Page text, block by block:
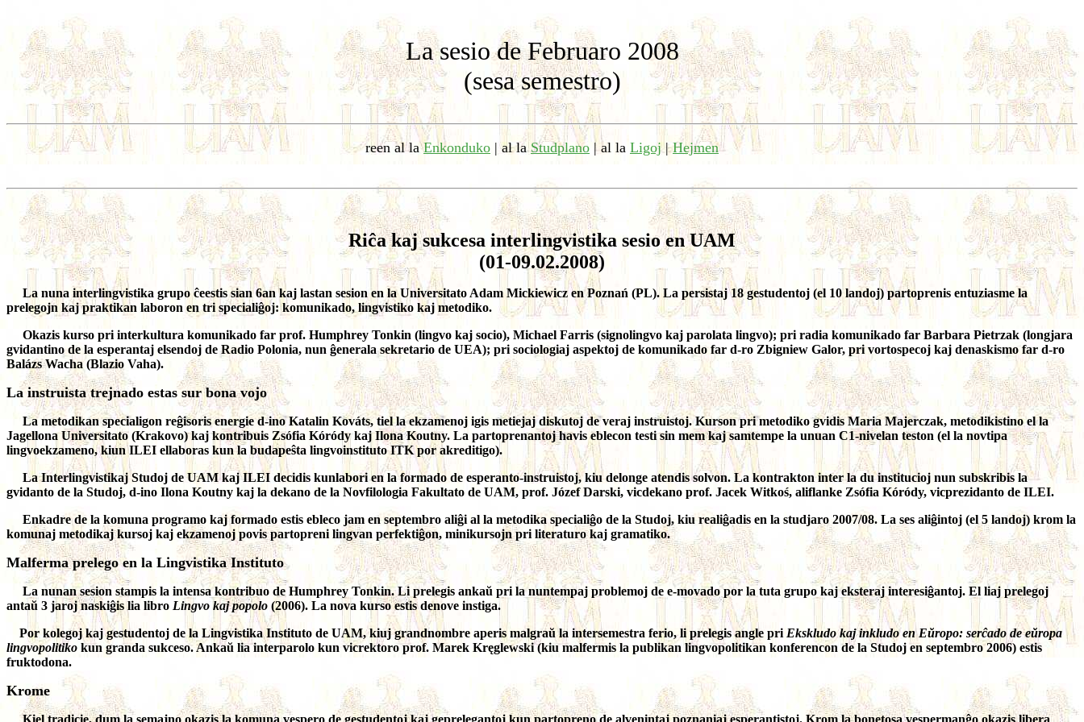
La sesio de Februaro 2008
(sesa semestro)
reen al laEnkonduko | al laStudplano | al la Ligoj|Hejmen
Riĉa kaj sukcesa interlingvistika sesio en UAM
(01-09.02.2008)
La nuna interlingvistika grupo ĉeestis sian 6an kaj lastan sesion en la Universitato Adam Mickiewicz en Poznań (PL). La persistaj 18 gestudentoj (el 10 landoj) partoprenis entuziasme la
prelegojn kaj praktikan laboron en tri specialiĝoj: komunikado, lingvistiko kaj metodiko.
Okazis kurso pri interkultura komunikado far prof. Humphrey Tonkin (lingvo kaj socio), Michael Farris (signolingvo kaj parolata lingvo); pri radia komunikado far Barbara Pietrzak (longjara
gvidantino de la esperantaj elsendoj de Radio Polonia, nun ĝenerala sekretario de UEA); pri sociologiaj aspektoj de komunikado far d-ro Zbigniew Galor, pri vortospecoj kaj denaskismo far d-ro
Balázs Wacha (Blazio Vaha).
La instruista trejnado estas sur bona vojo
La metodikan specialigon reĝisoris energie d-ino Katalin Kováts, tiel la ekzamenoj igis metiejaj diskutoj de veraj instruistoj. Kurson pri metodiko gvidis Maria Majerczak, metodikistino el la
Jagellona Universitato (Krakovo) kaj kontribuis Zsófia Kóródy kaj Ilona Koutny. La partoprenantoj havis eblecon testi sin mem kaj samtempe la unuan C1-nivelan teston (el la novtipa
lingvoekzameno, kiun ILEI ellaboras kun la budapeŝta lingvoinstituto ITK por akreditigo).
La Interlingvistikaj Studoj de UAM kaj ILEI decidis kunlabori en la formado de esperanto-instruistoj, kiu delonge atendis solvon. La kontrakton inter la du institucioj nun subskribis la
gvidanto de la Studoj, d-ino Ilona Koutny kaj la dekano de la Novfilologia Fakultato de UAM, prof. Józef Darski, vicdekano prof. Jacek Witkoś, aliflanke Zsófia Kóródy, vicprezidanto de ILEI.
Enkadre de la komuna programo kaj formado estis ebleco jam en septembro aliĝi al la metodika specialiĝo de la Studoj, kiu realiĝadis en la studjaro 2007/08. La ses aliĝintoj (el 5 landoj) krom la
komunaj metodikaj kursoj kaj ekzamenoj povis partopreni lingvan perfektiĝon, minikursojn pri literaturo kaj gramatiko.
Malferma prelego en la Lingvistika Instituto
La nunan sesion stampis la intensa kontribuo de Humphrey Tonkin. Li prelegis ankaŭ pri la nuntempaj problemoj de e-movado por la tuta grupo kaj eksteraj interesiĝantoj. El liaj prelegoj
antaŭ 3 jaroj naskiĝis lia libro Lingvo kaj popolo (2006). La nova kurso estis denove instiga.
Por kolegoj kaj gestudentoj de la Lingvistika Instituto de UAM, kiuj grandnombre aperis malgraŭ la intersemestra ferio, li prelegis angle pri Ekskludo kaj inkludo en Eŭropo: serĉado de eŭropa
lingvopolitiko kun granda sukceso. Ankaŭ lia interparolo kun vicrektoro prof. Marek Kręglewski (kiu malfermis la publikan lingvopolitikan konferencon de la Studoj en septembro 2006) estis
fruktodona.
Krome
Kiel tradicie, dum la semajno okazis la komuna vespero de gestudentoj kaj geprelegantoj kun partopreno de alvenintaj poznaniaj esperantistoj. Krom la bonetosa vespermanĝo okazis libera